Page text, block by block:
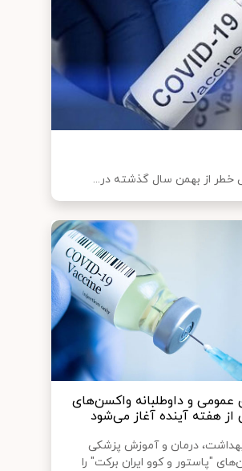
خطر از بهمن سال گذشته در...
عمومی و داوطلبانه واکسن‌های
از هفته آینده آغاز می‌شود
درمان و آموزش پزشکی
"پاستور و کوو ایران برکت" را